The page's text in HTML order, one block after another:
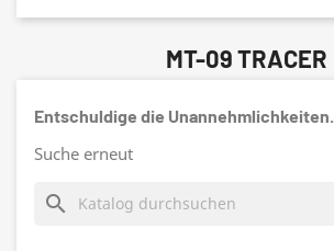
MT-09 TRACER
Entschuldige die Unannehmlichkeiten.
Suche erneut
search